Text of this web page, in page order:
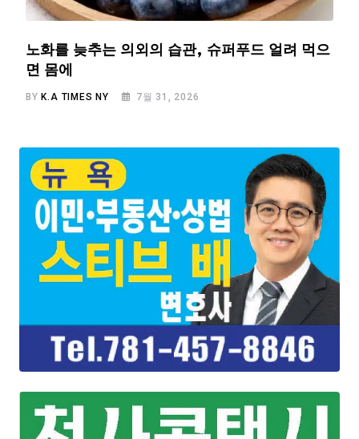
노화를 늦추는 의외의 습관, 슈퍼푸드 얼려 먹으
면 몸에
BYK.A TIMES NY 7월 31, 2026